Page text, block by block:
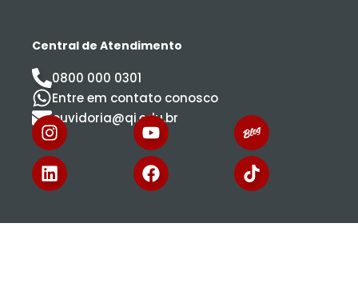
Central de Atendimento
0800 000 0301
Entre em contato conosco
ouvidoria@qi.edu.br